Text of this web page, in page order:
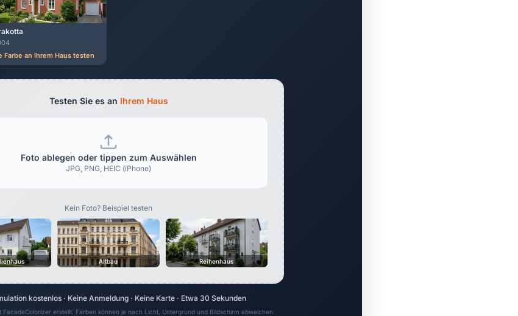
Farbe an Ihrem Haus testen
Testen Sie es an Ihrem Haus
Foto ablegen oder tippen zum Auswählen
JPG, PNG, HEIC (iPhone)
Kein Foto? Beispiel testen
Altbau Reihenhaus
kostenlos · Keine Anmeldung · Keine Karte · Etwa 30 Sekunden
FacadeColorizer erstellt. Farben können je nach Licht, Untergrund und Bildschirm abweichen.